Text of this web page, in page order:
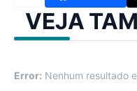
VEJA
Error: Nenhum resultado